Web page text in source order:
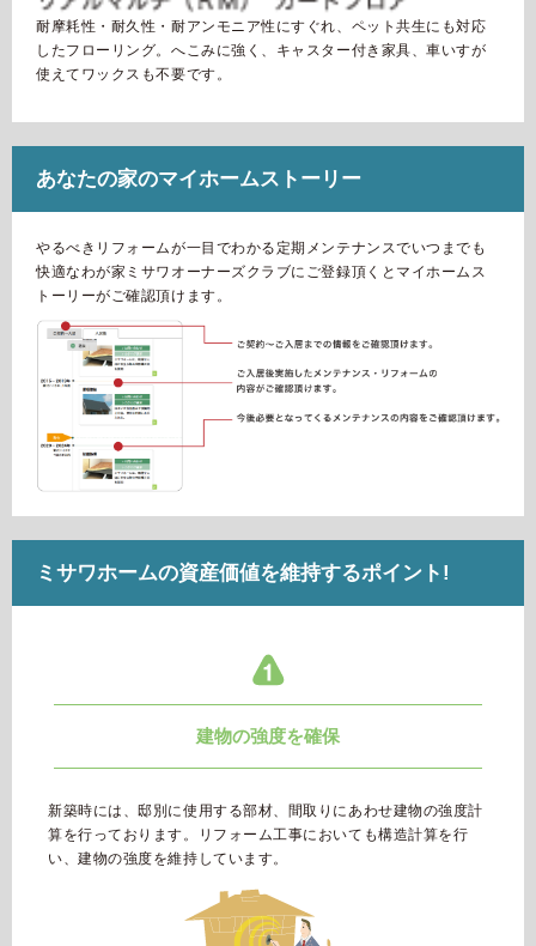
耐摩耗性・耐久性・耐アンモニア性にすぐれ、ペット共生にも対応
したフローリング。へこみに強く、キャスター付き家具、車いすが
使えてワックスも不要です。
あなたの家のマイホームストーリー
やるべきリフォームが一目でわかる定期メンテナンスでいつまでも
快適なわが家ミサワオーナーズクラブにご登録頂くとマイホームス
トーリーがご確認頂けます。
ミサワホームの資産価値を維持するポイント!
建物の強度を確保
新築時には、邸別に使用する部材、間取りにあわせ建物の強度計
算を行っております。リフォーム工事においても構造計算を行
い、建物の強度を維持しています。